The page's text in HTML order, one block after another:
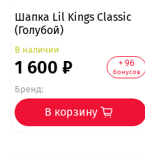
Шапка Lil Kings Classic
(Голубой)
В наличии
1 600 ₽ + 96
бонусов
Бренд:
В корзину